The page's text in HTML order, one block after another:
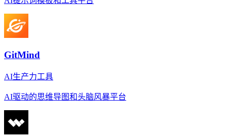
GitMind
AI生产力工具
AI驱动的思维导图和头脑风暴平台